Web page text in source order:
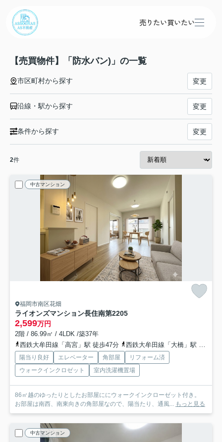
売りたい買いたい
【売買物件】「防水バン)」の一覧
市区町村から探す 変更
沿線・駅から探す 変更
条件から探す 変更
2件
中古マンション
福岡市南区花畑
ライオンズマンション長住南第2205
2,599万円
2階 / 86.99㎡ / 4LDK /築37年
西鉄大牟田線「高宮」駅 徒歩47分
西鉄大牟田線「大橋」駅 徒歩50分
陽当り良好 エレベーター 角部屋
リフォーム済
ウォークインクロゼット
室内洗濯機置場
86㎡越のゆったりとしたお部屋ににウォークインクローゼット付き。
お部屋は南西、南東向きの角部屋なので、陽当たり、通風...
もっと見る
中古マンション